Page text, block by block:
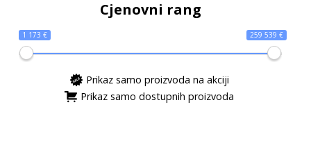
Cjenovni rang
1 173 € 259 539 €
Prikaz samo proizvoda na akciji
Prikaz samo dostupnih proizvoda